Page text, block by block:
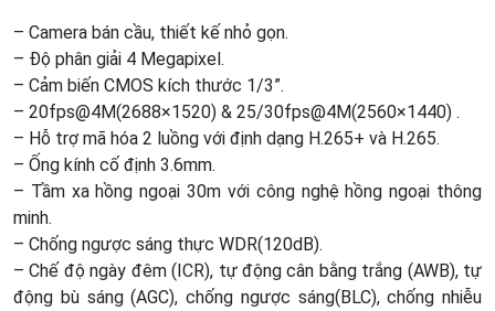
– Camera bán cầu, thiết kế nhỏ gọn.
– Độ phân giải 4 Megapixel.
– Cảm biến CMOS kích thước 1/3”.
– 20fps@4M(2688×1520) & 25/30fps@4M(2560×1440) .
– Hỗ trợ mã hóa 2 luồng với định dạng H.265+ và H.265.
– Ống kính cố định 3.6mm.
– Tầm xa hồng ngoại 30m với công nghệ hồng ngoại thông
minh.
– Chống ngược sáng thực WDR(120dB).
– Chế độ ngày đêm (ICR), tự động cân bằng trắng (AWB), tự
động bù sáng (AGC), chống ngược sáng(BLC), chống nhiễu